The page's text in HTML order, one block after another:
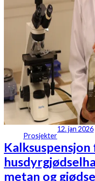
Prosjekter
12. jan 2026
metan og